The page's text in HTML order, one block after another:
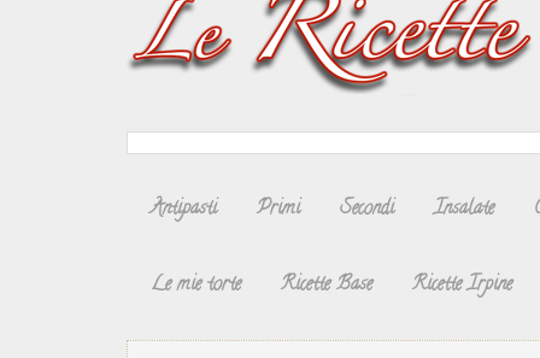
Antipasti Primi Secondi Insalate
Le mie torte Ricette Base Ricette Irpine